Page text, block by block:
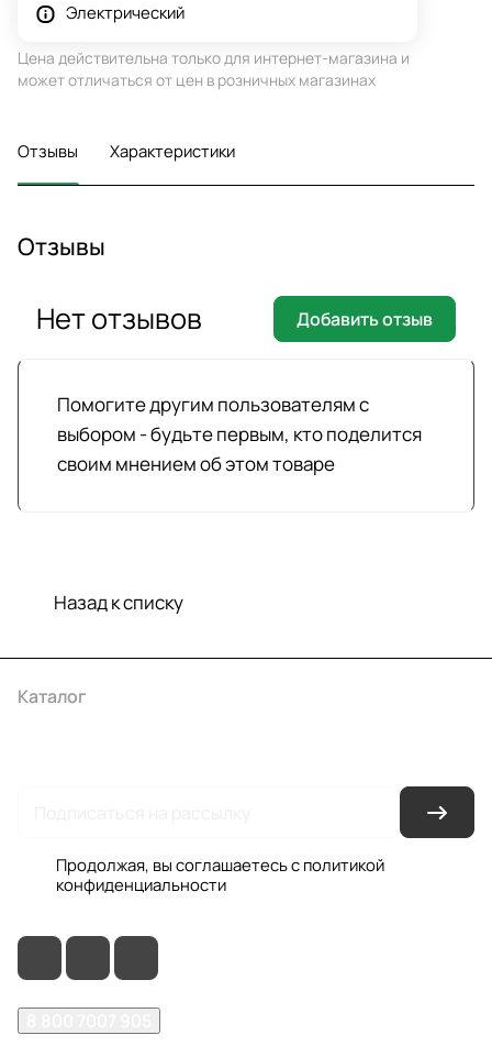
Электрический
Цена действительна только для интернет-магазина и
может отличаться от цен в розничных магазинах
Отзывы Характеристики
Отзывы
Помогите другим пользователям с
выбором - будьте первым, кто поделится
своим мнением об этом товаре
Нет отзывов Добавить отзыв
Назад к списку
Каталог
Продолжая, вы соглашаетесь с политикой
конфиденциальности